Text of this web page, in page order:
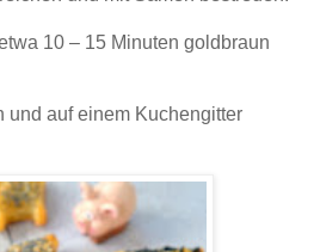
10 – 15 Minuten goldbraun
und auf einem Kuchengitter